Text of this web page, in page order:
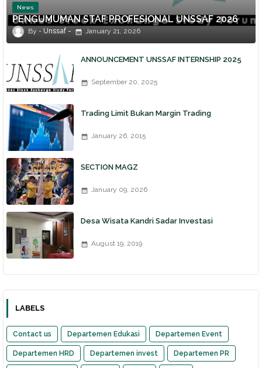
News
PENGUMUMAN STAF PROFESIONAL UNSSAF 2026
Unssaf January 21, 2026
ANNOUNCEMENT UNSSAF INTERNSHIP 2025
September 20, 2025
Trading Limit Bukan Margin Trading
January 26, 2015
SECTION MAGZ
January 09, 2026
Desa Wisata Kandri Sadar Investasi
August 19, 2019
LABELS
Contact us Departemen Edukasi Departemen Event
Departemen HRD Departemen invest Departemen PR